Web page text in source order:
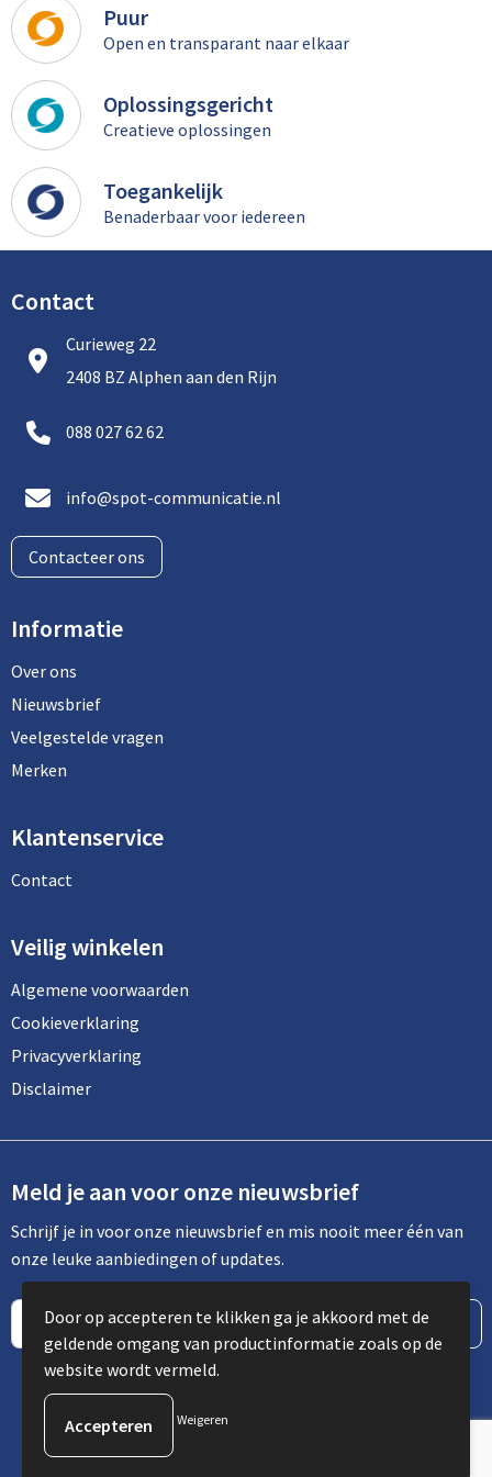
Puur
Open en transparant naar elkaar
Oplossingsgericht
Creatieve oplossingen
Toegankelijk
Benaderbaar voor iedereen
Contact
Curieweg 22
2408 BZ Alphen aan den Rijn
088 027 62 62
info@spot-communicatie.nl
Contacteer ons
Informatie
Over ons
Nieuwsbrief
Veelgestelde vragen
Merken
Klantenservice
Contact
Veilig winkelen
Algemene voorwaarden
Cookieverklaring
Privacyverklaring
Disclaimer
Meld je aan voor onze nieuwsbrief
Schrijf je in voor onze nieuwsbrief en mis nooit meer één van
onze leuke aanbiedingen of updates.
© Copyright Spot Communicatie 2023
Door op accepteren te klikken ga je akkoord met de
geldende omgang van productinformatie zoals op de
website wordt vermeld.
Weigeren